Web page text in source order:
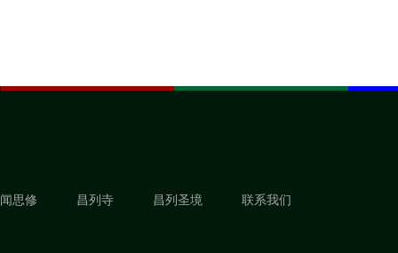
闻思修 昌列寺 昌列圣境 联系我们